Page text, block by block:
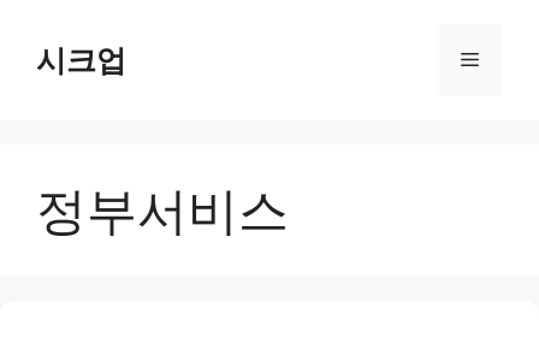
시크업 메
정부서비스